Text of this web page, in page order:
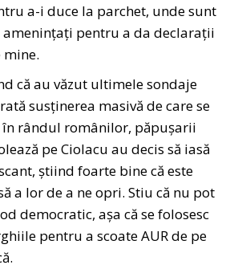
a-i duce la parchet, unde sunt
pentru a da declarații
mine.
că au văzut ultimele sondaje
susținerea masivă de care se
în rândul românilor, păpușarii
pe Ciolacu au decis să iasă
știind foarte bine că este
a lor de a ne opri. Stiu că nu pot
democratic, așa că se folosesc
pentru a scoate AUR de pe